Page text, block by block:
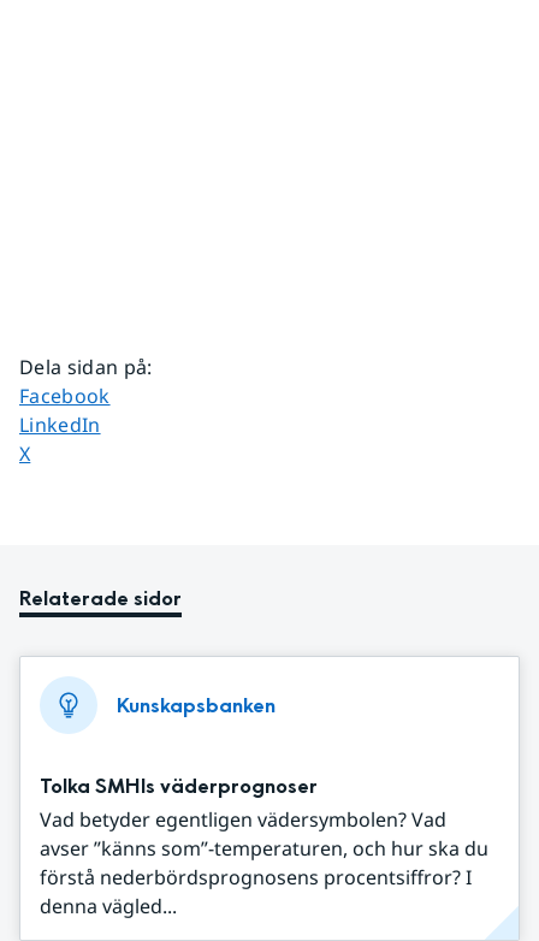
Dela sidan på:
Dela sidan på
Facebook
Dela sidan på
LinkedIn
Dela sidan på
X
Relaterade sidor
Kunskapsbanken
Tolka SMHIs väderprognoser
Vad betyder egentligen vädersymbolen? Vad
avser ”känns som”-temperaturen, och hur ska du
förstå nederbördsprognosens procentsiffror? I
denna vägled...